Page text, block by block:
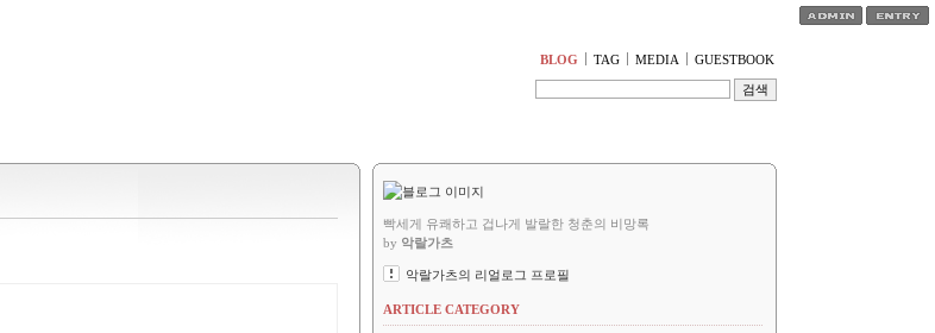
BLOG TAG MEDIA GUESTBOOK
빡세게 유쾌하고 겁나게 발랄한 청춘의 비망록
by 악랄가츠
악랄가츠의 리얼로그 프로필
ARTICLE CATEGORY
티스토리툴바